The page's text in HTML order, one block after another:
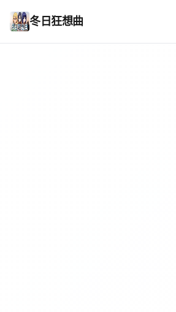
冬日狂想曲